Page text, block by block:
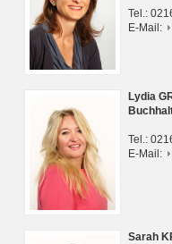
Tel.:
E-Mail:
Lydia
Tel.:
E-Mail:
Sarah